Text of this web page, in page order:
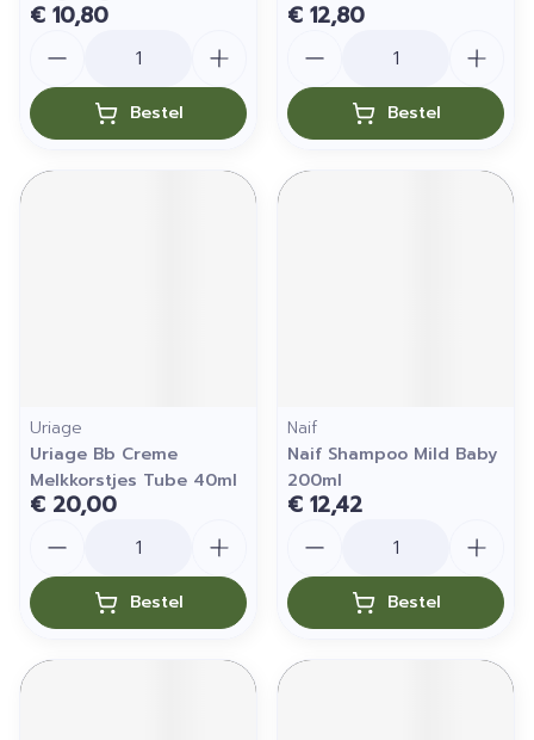
€ 10,80
Bestel
€ 12,80
Bestel
Uriage
Uriage Bb Creme
Melkkorstjes Tube 40ml
€ 20,00
Bestel
Naif
Naif Shampoo Mild Baby
200ml
€ 12,42
Bestel